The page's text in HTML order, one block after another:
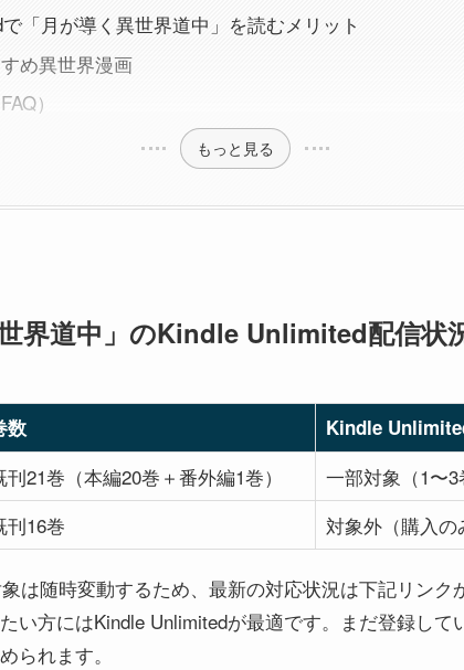
「月が導く異世界道中」を読むメリット
め異世界漫画
）
もっと見る
界道中」のKindle Unlimited配信状
数 Kindle
刊21巻（本編20巻＋番外編1巻）
一部対象（1〜
刊16巻 対象外（購入の
は随時変動するため、最新の対応状況は下記リン
い方にはKindle Unlimitedが最適です。まだ登録して
られます。